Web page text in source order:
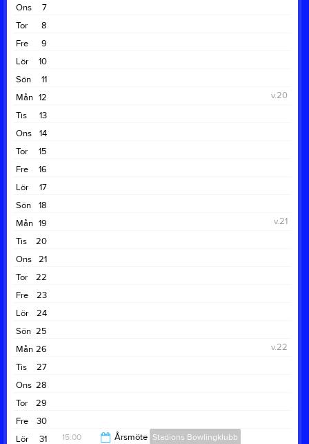
7
Ons
8
Tor
9
Fre
10
Lör
11
Sön
12
Mån
v.20
13
Tis
14
Ons
15
Tor
16
Fre
17
Lör
18
Sön
19
Mån
v.21
20
Tis
21
Ons
22
Tor
23
Fre
24
Lör
25
Sön
26
Mån
v.22
27
Tis
28
Ons
29
Tor
30
Fre
31
Lör 15:00 Årsmöte Stadions Bowlingklubb